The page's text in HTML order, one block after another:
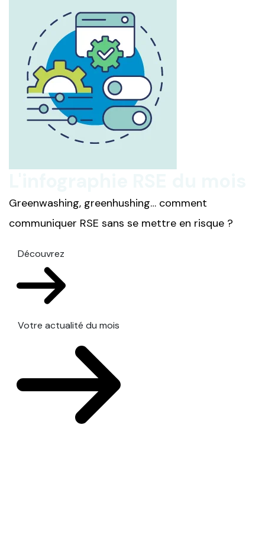
Greenwashing, greenhushing… comment
communiquer RSE sans se mettre en risque ?
Découvrez
Votre actualité du mois